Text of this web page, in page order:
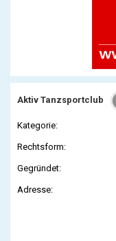
Aktiv Tanzsportclub
Kategorie:
Rechtsform:
Gegründet:
Adresse: